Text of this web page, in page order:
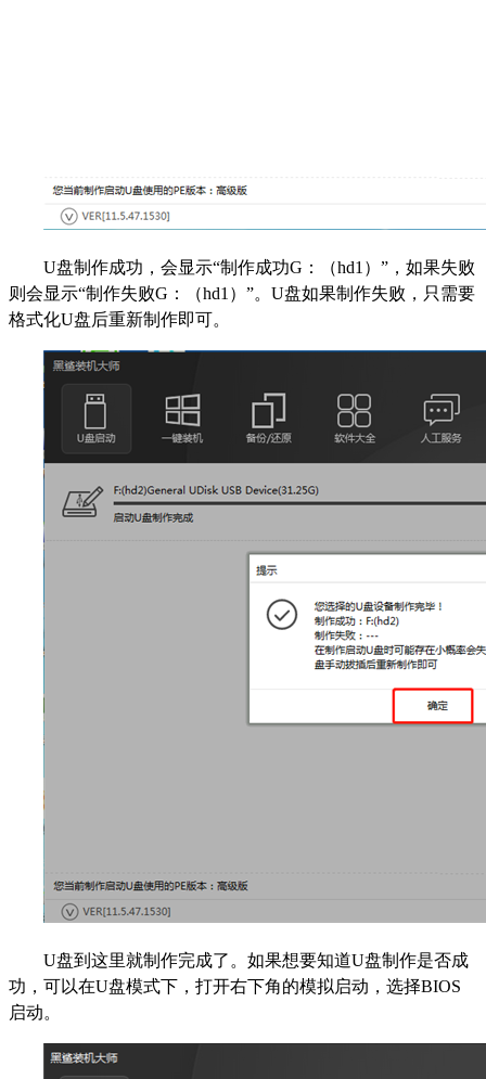
U盘制作成功，会显示“制作成功G：（hd1）”，如果失败
则会显示“制作失败G：（hd1）”。U盘如果制作失败，只需要
格式化U盘后重新制作即可。
U盘到这里就制作完成了。如果想要知道U盘制作是否成
功，可以在U盘模式下，打开右下角的模拟启动，选择BIOS
启动。